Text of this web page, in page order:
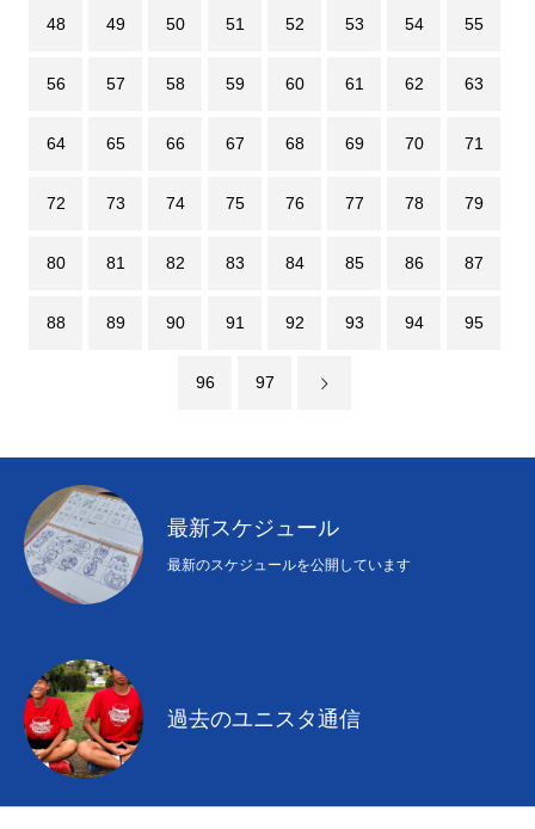
48 49 50 51 52 53 54 55
56 57 58 59 60 61 62 63
64 65 66 67 68 69 70 71
72 73 74 75 76 77 78 79
80 81 82 83 84 85 86 87
88 89 90 91 92 93 94 95
96 97
最新スケジュール
最新のスケジュールを公開しています
過去のユニスタ通信